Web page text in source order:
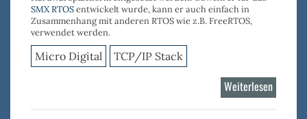
SMX RTOSentwickelt wurde, kann er auch einfach in
Zusammenhang mit anderen RTOS wie z.B. FreeRTOS,
verwendet werden.
Micro Digital TCP/IP Stack
Weiterlesen
TCP/IP